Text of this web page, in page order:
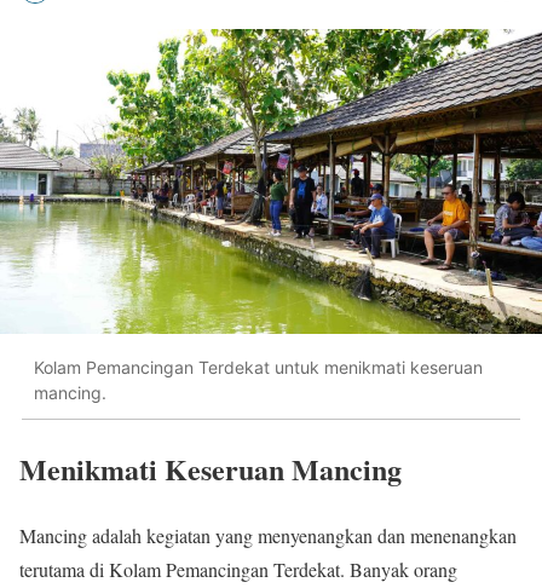
Kolam Pemancingan Terdekat untuk menikmati keseruan
mancing.
Menikmati Keseruan Mancing
Mancing adalah kegiatan yang menyenangkan dan menenangkan
terutama di Kolam Pemancingan Terdekat. Banyak orang